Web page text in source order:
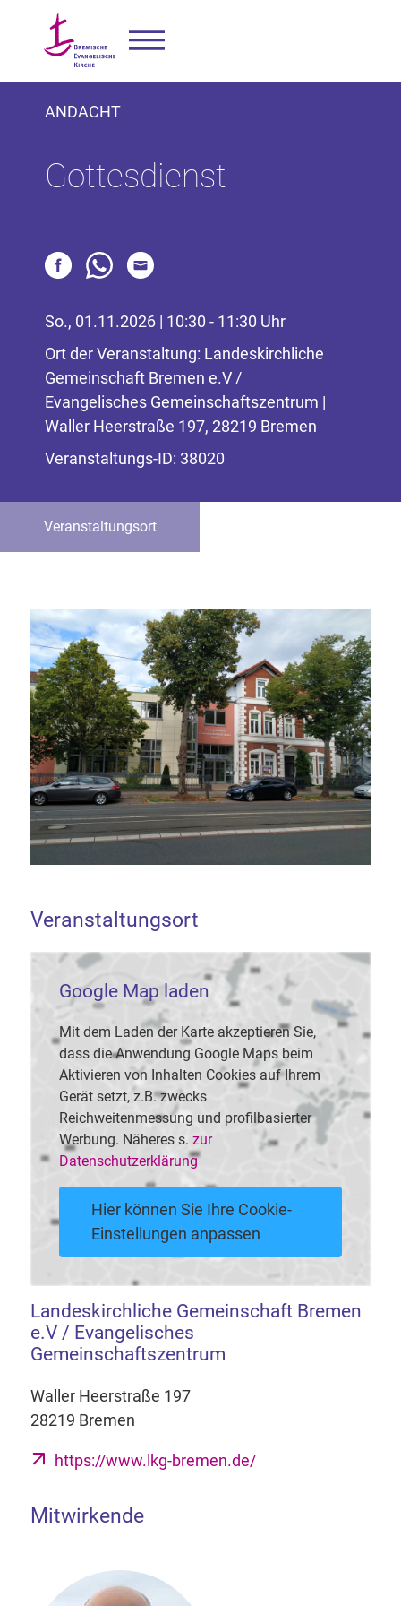
ANDACHT
Gottesdienst
So., 01.11.2026 | 10:30 - 11:30 Uhr
Ort der Veranstaltung: Landeskirchliche
Gemeinschaft Bremen e.V /
Evangelisches Gemeinschaftszentrum |
Waller Heerstraße 197, 28219 Bremen
Veranstaltungs-ID: 38020
Veranstaltungsort
Veranstaltungsort
Google Map laden
Mit dem Laden der Karte akzeptieren Sie,
dass die Anwendung Google Maps beim
Aktivieren von Inhalten Cookies auf Ihrem
Gerät setzt, z.B. zwecks
Reichweitenmessung und profilbasierter
Werbung. Näheres s. zur
Datenschutzerklärung
Hier können Sie Ihre Cookie-
Einstellungen anpassen
Landeskirchliche Gemeinschaft Bremen
e.V / Evangelisches
Gemeinschaftszentrum
Waller Heerstraße 197
28219 Bremen
https://www.lkg-bremen.de/
Mitwirkende